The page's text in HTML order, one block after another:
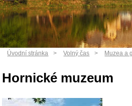
Úvodní stránka Volný čas Muzea a
Hornické muzeum